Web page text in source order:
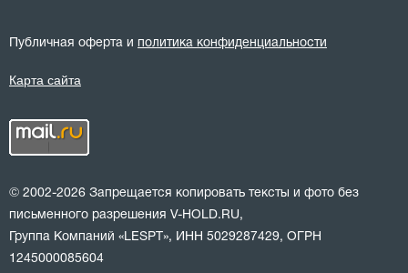
Публичная оферта и политика конфиденциальности
Карта сайта
© 2002-2026 Запрещается копировать тексты и фото без
письменного разрешения V-HOLD.RU,
Группа Компаний «LESPT», ИНН 5029287429, ОГРН
1245000085604